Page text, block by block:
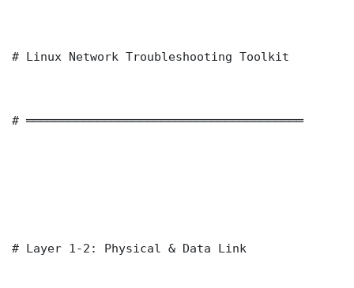
# Linux Network Troubleshooting Toolkit
# ═══════════════════════════════════════
# Layer 1-2: Physical & Data Link